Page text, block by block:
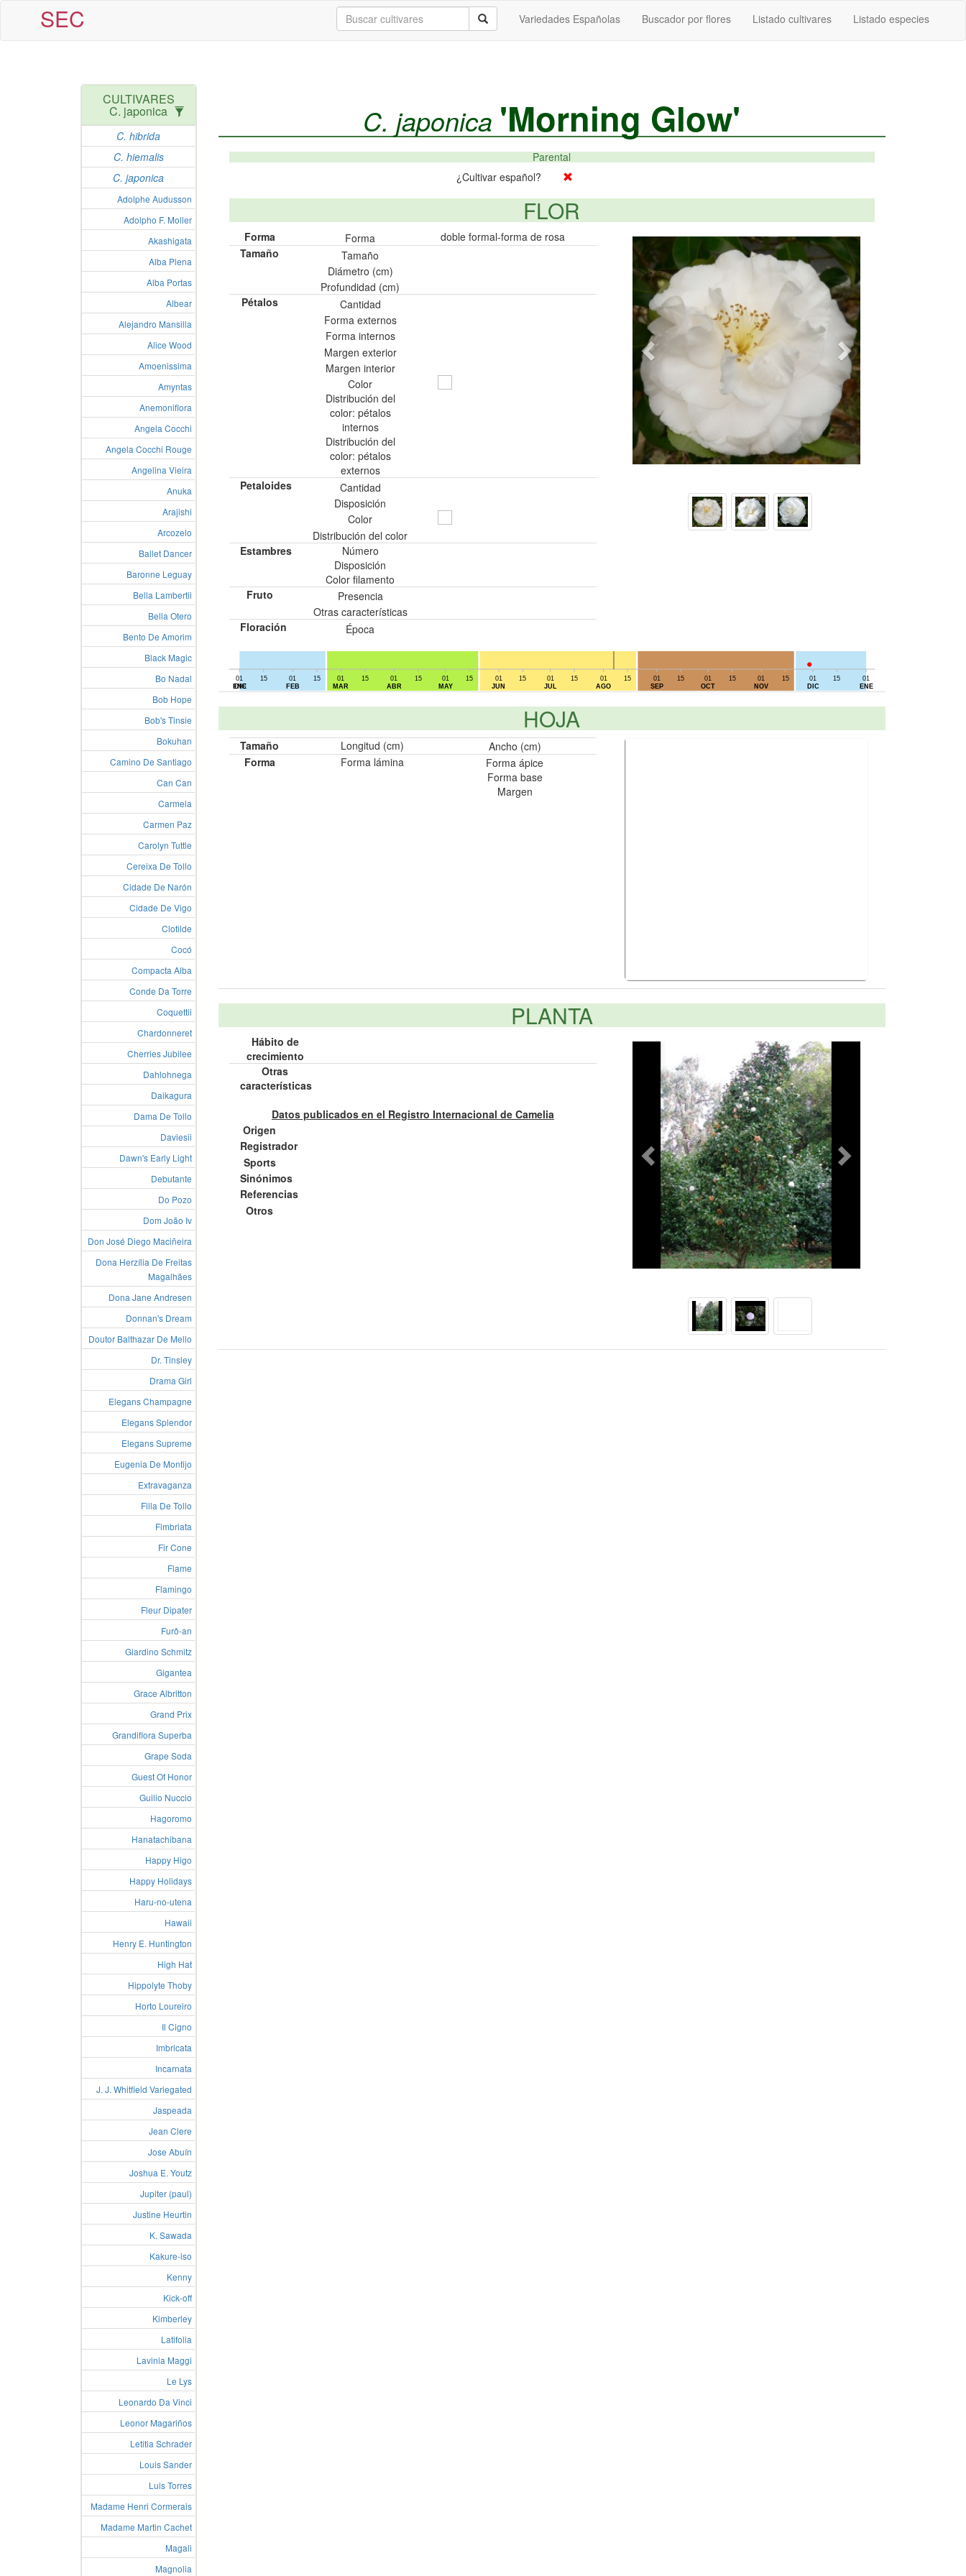
SEC Listado especies
Listado cultivares
Buscador por flores
Variedades Españolas
CULTIVARES
C. japonica
C. hibrida
C. hiemalis
C. japonica
Adolphe Audusson
Adolpho F. Moller
Akashigata
Alba Plena
Alba Portas
Albear
Alejandro Mansilla
Alice Wood
Amoenissima
Amyntas
Anemoniflora
Angela Cocchi
Angela Cocchi Rouge
Angelina Vieira
Anuka
Arajishi
Arcozelo
Ballet Dancer
Baronne Leguay
Bella Lambertii
Bella Otero
Bento De Amorim
Black Magic
Bo Nadal
Bob Hope
Bob's Tinsie
Bokuhan
Camino De Santiago
Can Can
Carmela
Carmen Paz
Carolyn Tuttle
Cereixa De Tollo
Cidade De Narón
Cidade De Vigo
Clotilde
Cocó
Compacta Alba
Conde Da Torre
Coquettii
Chardonneret
Cherries Jubilee
Dahlohnega
Daikagura
Dama De Tollo
Daviesii
Dawn's Early Light
Debutante
Do Pozo
Dom João Iv
Don José Diego Maciñeira
Dona Herzília De Freitas
Magalhães
Dona Jane Andresen
Donnan's Dream
Doutor Balthazar De Mello
Dr. Tinsley
Drama Girl
Elegans Champagne
Elegans Splendor
Elegans Supreme
Eugenia De Montijo
Extravaganza
Filla De Tollo
Fimbriata
Fir Cone
Flame
Flamingo
Fleur Dipater
Furô-an
Giardino Schmitz
Gigantea
Grace Albritton
Grand Prix
Grandiflora Superba
Grape Soda
Guest Of Honor
Guilio Nuccio
Hagoromo
Hanatachibana
Happy Higo
Happy Holidays
Haru-no-utena
Hawaii
Henry E. Huntington
High Hat
Hippolyte Thoby
Horto Loureiro
Il Cigno
Imbricata
Incarnata
J. J. Whitfield Variegated
Jaspeada
Jean Clere
Jose Abuín
Joshua E. Youtz
Jupiter (paul)
Justine Heurtin
K. Sawada
Kakure-iso
Kenny
Kick-off
Kimberley
Latifolia
Lavinia Maggi
Le Lys
Leonardo Da Vinci
Leonor Magariños
Letitia Schrader
Louis Sander
Luis Torres
Madame Henri Cormerais
Madame Martin Cachet
Magali
Magnolia
C. japonica 'Morning Glow'
Parental
¿Cultivar español?
FLOR
Forma Forma
doble formal-forma de rosa
Tamaño
Tamaño
Diámetro (cm)
Profundidad (cm)
Pétalos
Cantidad
Forma externos
Forma internos
Margen exterior
Margen interior
Color
Distribución del
color: pétalos
internos
Distribución del
color: pétalos
externos
Petaloides
Cantidad
Disposición
Color
Distribución del color
Estambres
Número
Disposición
Color filamento
Fruto
Presencia
Otras características
Floración
Época
01
DIC
01
ENE
15
01
FEB
15
01
MAR
15
01
ABR
15
01
MAY
15
01
JUN
15
01
JUL
15
01
AGO
15
01
SEP
15
01
OCT
15
01
NOV
15
01
DIC
15
01
ENE
HOJA
Tamaño Longitud (cm)
Ancho (cm)
Forma
Forma lámina
Forma ápice
Forma base
Margen
PLANTA
Hábito de
crecimiento
Otras
características
Datos publicados en el Registro Internacional de Camelia
Origen
Registrador
Sports
Sinónimos
Referencias
Otros